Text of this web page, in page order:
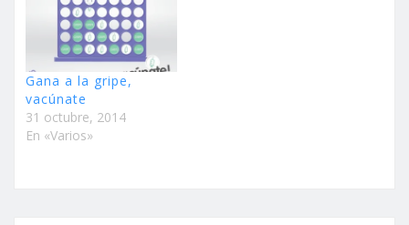
Gana a la gripe,
vacúnate
31 octubre, 2014
En «Varios»